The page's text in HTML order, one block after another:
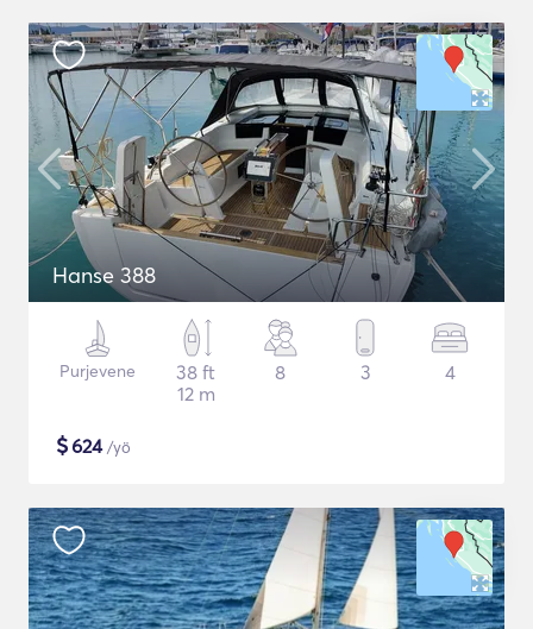
Hanse 388
Purjevene
38 ft
12 m
8 3 4
$624/yö